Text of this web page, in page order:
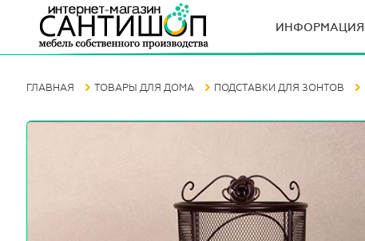
ИНФОРМАЦИЯ
ГЛАВНАЯ ТОВАРЫ ДЛЯ ДОМА ПОДСТАВКИ ДЛЯ ЗОНТОВ